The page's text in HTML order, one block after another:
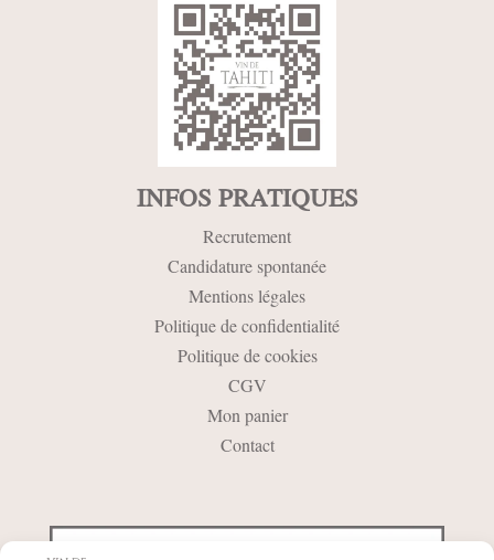
INFOS PRATIQUES
Recrutement
Candidature spontanée
Mentions légales
Politique de confidentialité
Politique de cookies
CGV
Mon panier
Contact